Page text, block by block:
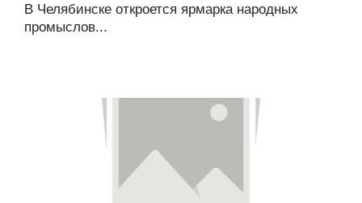
В Челябинске откроется ярмарка народных
промыслов...